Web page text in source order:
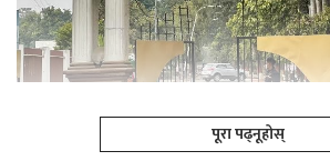
पूरा पढ्नूहोस्